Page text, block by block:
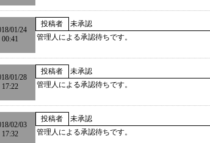
01/24
00:41
投稿者
未承認
管理人による承認待ちです。
01/28
17:22
投稿者
未承認
管理人による承認待ちです。
02/03
17:32
投稿者
未承認
管理人による承認待ちです。